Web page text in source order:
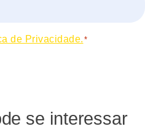
de Privacidade. *
se interessar